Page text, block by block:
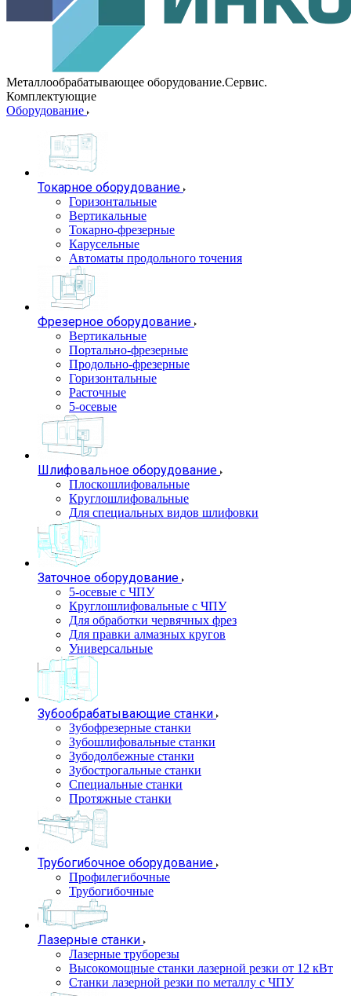
Металлообрабатывающее оборудование.Сервис.
Комплектующие
Оборудование
Токарное оборудование
Горизонтальные
Вертикальные
Токарно-фрезерные
Карусельные
Автоматы продольного точения
Фрезерное оборудование
Вертикальные
Портально-фрезерные
Продольно-фрезерные
Горизонтальные
Расточные
5-осевые
Шлифовальное оборудование
Плоскошлифовальные
Круглошлифовальные
Для специальных видов шлифовки
Заточное оборудование
5-осевые с ЧПУ
Круглошлифовальные с ЧПУ
Для обработки червячных фрез
Для правки алмазных кругов
Универсальные
Зубообрабатывающие станки
Зубофрезерные станки
Зубошлифовальные станки
Зубодолбежные станки
Зубострогальные станки
Специальные станки
Протяжные станки
Трубогибочное оборудование
Профилегибочные
Трубогибочные
Лазерные станки
Лазерные труборезы
Высокомощные станки лазерной резки от 12 кВт
Станки лазерной резки по металлу с ЧПУ